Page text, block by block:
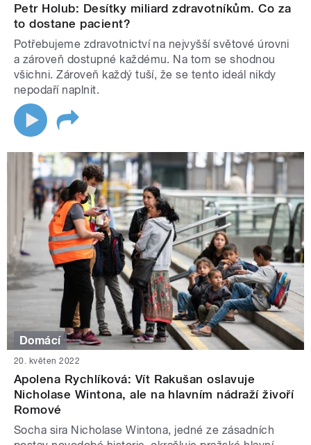
Petr Holub: Desítky miliard zdravotníkům. Co za
to dostane pacient?
Potřebujeme zdravotnictví na nejvyšší světové úrovni
a zároveň dostupné každému. Na tom se shodnou
všichni. Zároveň každý tuší, že se tento ideál nikdy
nepodaří naplnit.
Domácí
20. květen 2022
Apolena Rychlíková: Vít Rakušan oslavuje
Nicholase Wintona, ale na hlavním nádraží živoří
Romové
Socha sira Nicholase Wintona, jedné ze zásadních